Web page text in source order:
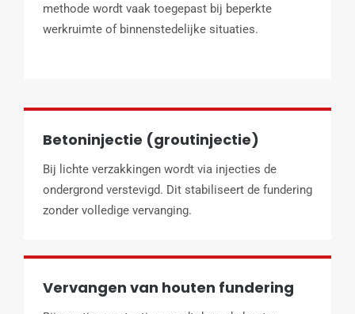
methode wordt vaak toegepast bij beperkte
werkruimte of binnenstedelijke situaties.
Betoninjectie (groutinjectie)
Bij lichte verzakkingen wordt via injecties de
ondergrond verstevigd. Dit stabiliseert de fundering
zonder volledige vervanging.
Vervangen van houten fundering